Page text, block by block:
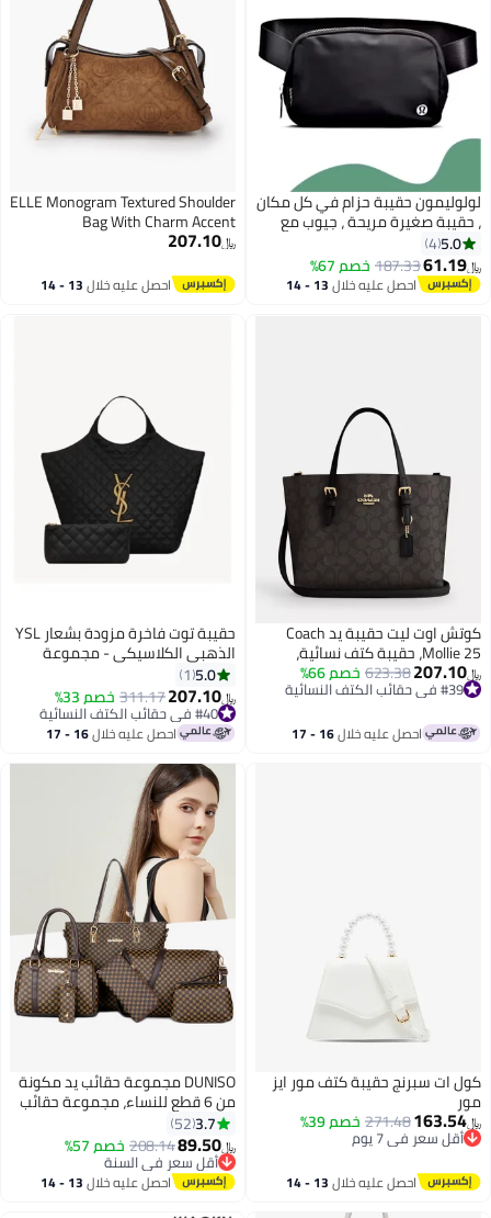
6
لولوليمون حقيبة حزام في كل مكان
، حقيبة صغيرة مريحة ، جيوب مع
السحب ، جيوب خارجية سهلة
الاستخدام ، جيوب الضروريات
الداخلية لتخزين الأشياء أثناء السفر ،
أسود
5.0
4
﷼‏61.19
187.33خصم 67%
احصل عليه خلال 13 - 14
3
ELLE Monogram Textured Shoulder
Bag With Charm Accent
﷼‏207.10
احصل عليه خلال 13 - 14
كوتش اوت ليت حقيبة يد Coach
Mollie 25، حقيبة كتف نسائية،
حقيبة يد نسائية، حقيبة توت نسائية،
حقيبة كروس نسائية، حقيبة سفر
﷼‏207.10
623.38خصم 66%
#39 في حقائب الكتف النسائية
احصل عليه خلال 16 - 17
حقيبة توت فاخرة مزودة بشعار YSL
الذهبي الكلاسيكي - مجموعة
حقيبة يد كبيرة السعة مع حقيبة
مطابقة - حقيبة مصممة أنيقة
للنساء
5.0
1
﷼‏207.10
311.17خصم 33% #40 في حقائب الكتف النسائية
تم بيع +10 مؤخرًا
#40 في حقائب الكتف النسائية احصل عليه خلال 16 - 17
كول ات سبرنج حقيبة كتف مور ايز
مور
﷼‏163.54
271.48خصم 39%
أقل سعر في 7 يوم
أقل سعر في 7 يوم
احصل عليه خلال 13 - 14
DUNISO مجموعة حقائب يد مكونة
من 6 قطع للنساء، مجموعة حقائب
يد من الجلد الصناعي باللون البني
الداكن، حقيبة سفر متعددة الأغراض
أنيقة للسيدات لأي مناسبة.
3.7
52
﷼‏89.50
208.14خصم 57%
أقل سعر في السنة
أقل سعر في السنة
احصل عليه خلال 13 - 14